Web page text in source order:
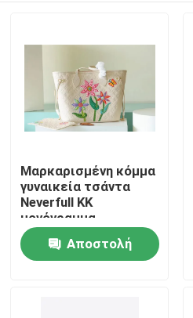
Σπίτι
Προϊόντα
Μαρκαρισμένη κόμμα
γυναικεία τσάντα
Neverfull ΚΚ
μονόγραμμα
Empreinte με
Marquetry
λουλουδιών
Αποστολή